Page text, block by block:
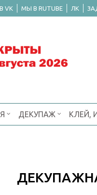
VK МЫ В RUTUBE ЛК
ДЕКУПАЖ КЛЕЙ,